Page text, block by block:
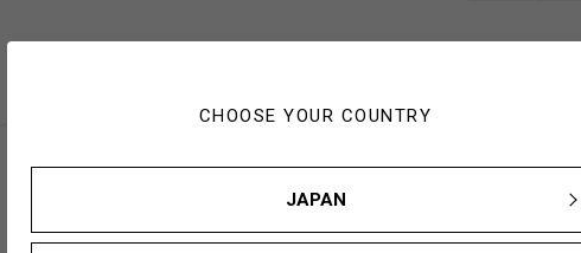
CHOOSE YOUR COUNTRY
JAPAN